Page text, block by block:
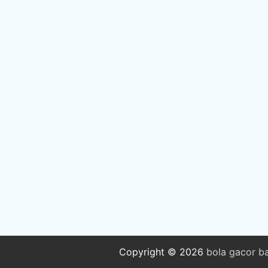
Copyright © 2026 bola gacor